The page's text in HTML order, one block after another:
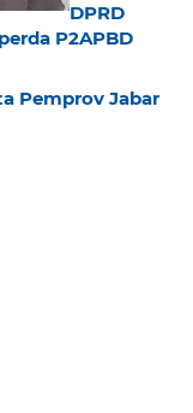
DPRD
P2APBD
Pemprov Jabar